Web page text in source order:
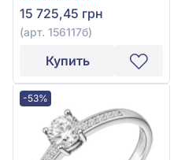
15 725,45 грн
(арт. 156117б)
Купить
-53%